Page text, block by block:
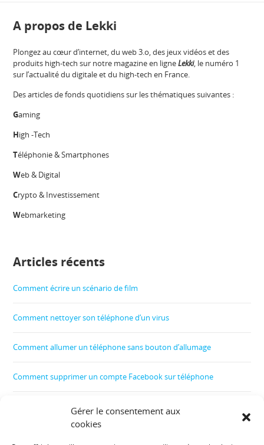
Gérer le consentement aux
cookies
A propos de Lekki
Plongez au cœur d’internet, du web 3.o, des jeux vidéos et des
produits high-tech sur notre magazine en ligneLekki, le numéro 1
sur l’actualité du digitale et du high-tech en France.
Des articles de fonds quotidiens sur les thématiques suivantes :
Gaming
High -Tech
Téléphonie & Smartphones
Web & Digital
Crypto & Investissement
Webmarketing
Articles récents
Comment écrire un scénario de film
Comment nettoyer son téléphone d’un virus
Comment allumer un téléphone sans bouton d’allumage
Comment supprimer un compte Facebook sur téléphone
Comment créer un film